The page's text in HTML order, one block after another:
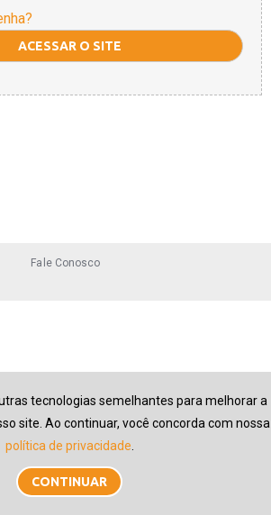
Fale Conosco
tecnologias semelhantes para melhorar a
site. Ao continuar, você concorda com nossa
política de privacidade
CONTINUAR